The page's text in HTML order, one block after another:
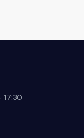
17:30